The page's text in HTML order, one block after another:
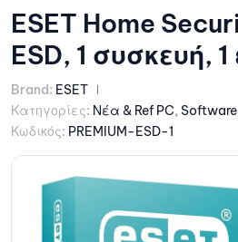
ESET Home
ESD, 1 συσκευή, 1
Brand: ESET
Κατηγορίες: Νέα & Ref PC, Software
Κωδικός: PREMIUM-ESD-1